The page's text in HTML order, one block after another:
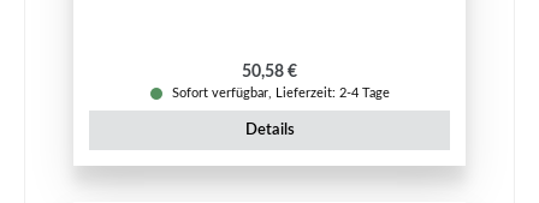
Regulärer Preis:
50,58 €
Sofort verfügbar, Lieferzeit: 2-4 Tage
Details